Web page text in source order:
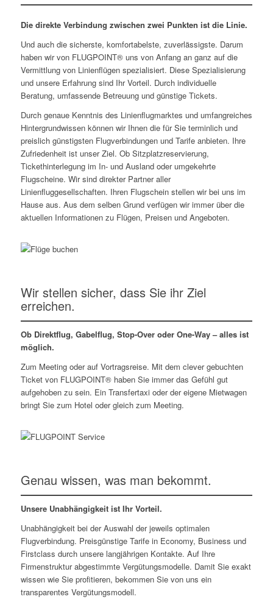
Die direkte Verbindung zwischen zwei Punkten ist die Linie.
Und auch die sicherste, komfortabelste, zuverlässigste. Darum
haben wir von FLUGPOINT® uns von Anfang an ganz auf die
Vermittlung von Linienflügen spezialisiert. Diese Spezialisierung
und unsere Erfahrung sind Ihr Vorteil. Durch individuelle
Beratung, umfassende Betreuung und günstige Tickets.
Durch genaue Kenntnis des Linienflugmarktes und umfangreiches
Hintergrundwissen können wir Ihnen die für Sie terminlich und
preislich günstigsten Flugverbindungen und Tarife anbieten. Ihre
Zufriedenheit ist unser Ziel. Ob Sitzplatzreservierung,
Tickethinterlegung im In- und Ausland oder umgekehrte
Flugscheine. Wir sind direkter Partner aller
Linienfluggesellschaften. Ihren Flugschein stellen wir bei uns im
Hause aus. Aus dem selben Grund verfügen wir immer über die
aktuellen Informationen zu Flügen, Preisen und Angeboten.
Wir stellen sicher, dass Sie ihr Ziel
erreichen.
Ob Direktflug, Gabelflug, Stop-Over oder One-Way – alles ist
möglich.
Zum Meeting oder auf Vortragsreise. Mit dem clever gebuchten
Ticket von FLUGPOINT® haben Sie immer das Gefühl gut
aufgehoben zu sein. Ein Transfertaxi oder der eigene Mietwagen
bringt Sie zum Hotel oder gleich zum Meeting.
Genau wissen, was man bekommt.
Unsere Unabhängigkeit ist Ihr Vorteil.
Unabhängigkeit bei der Auswahl der jeweils optimalen
Flugverbindung. Preisgünstige Tarife in Economy, Business und
Firstclass durch unsere langjährigen Kontakte. Auf Ihre
Firmenstruktur abgestimmte Vergütungsmodelle. Damit Sie exakt
wissen wie Sie profitieren, bekommen Sie von uns ein
transparentes Vergütungsmodell.